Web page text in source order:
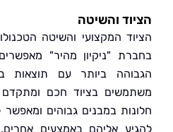
והשיטה
המקצועי והשיטה הטכנולוגית
"ניקיון מהיר" מאפשרים לנו
ביותר עם תוצאות ברורות
בציוד חכם ומתקדם שמותאם
במבנים גבוהים ומאפשר לנו
אליהם באמצעים אחרים. כל